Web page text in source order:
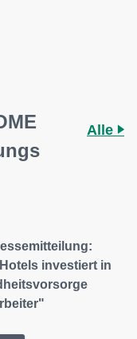
Alle
investiert in